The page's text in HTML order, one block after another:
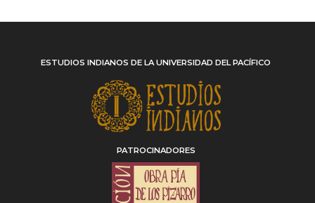
ESTUDIOS INDIANOS DE LA UNIVERSIDAD DEL PACÍFICO
PATROCINADORES